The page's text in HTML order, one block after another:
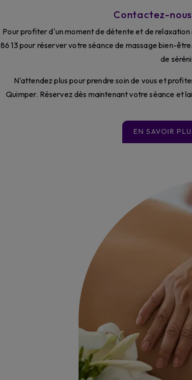
Contactez-
Pour profiter d'un moment de détente et de
86 13 pour réserver votre séance de massage bien-
de
N'attendez plus pour prendre soin de vous et
Quimper. Réservez dès maintenant votre séance et
EN SAVOIR